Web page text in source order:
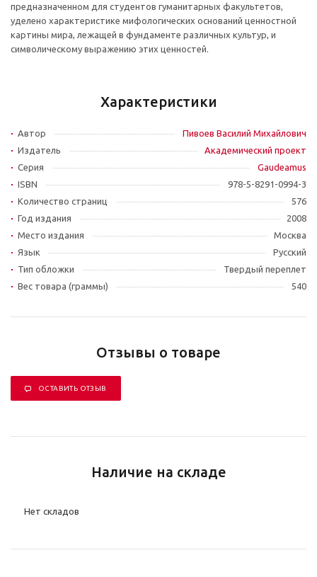
предназначенном для студентов гуманитарных факультетов,
уделено характеристике мифологических оснований ценностной
картины мира, лежащей в фундаменте различных культур, и
символическому выражению этих ценностей.
Характеристики
Автор
Пивоев Василий Михайлович
Издатель
Академический проект
Серия
Gaudeamus
ISBN
978-5-8291-0994-3
Количество страниц
576
Год издания
2008
Место издания
Москва
Язык
Русский
Тип обложки
Твердый переплет
Вес товара (граммы)
540
Отзывы о товаре
ОСТАВИТЬ ОТЗЫВ
Наличие на складе
Нет складов